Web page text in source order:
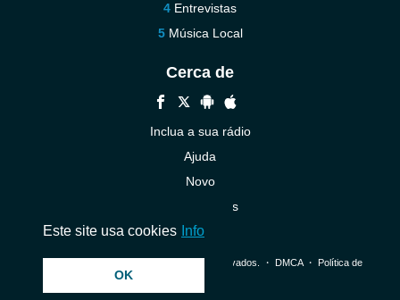
Entrevistas
Música Local
Cerca de
Inclua a sua rádio
Ajuda
Novo
Contacte-nos
© 2026 InstantAudio. Todos os direitos reservados. ・ DMCA・ Política de
Este site usa cookies Info
OK